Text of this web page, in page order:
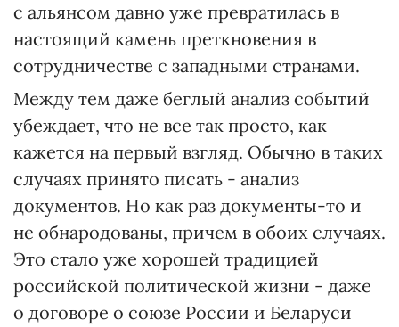
с альянсом давно уже превратилась в
настоящий камень преткновения в
сотрудничестве с западными странами.
Между тем даже беглый анализ событий
убеждает, что не все так просто, как
кажется на первый взгляд. Обычно в таких
случаях принято писать - анализ
документов. Но как раз документы-то и
не обнародованы, причем в обоих случаях.
Это стало уже хорошей традицией
российской политической жизни - даже
о договоре о союзе России и Беларуси